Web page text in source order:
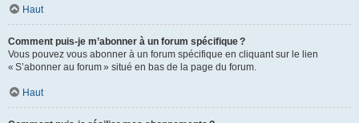
Haut
Comment puis-je m’abonner à un forum spécifique ?
Vous pouvez vous abonner à un forum spécifique en cliquant sur le lien
« S’abonner au forum » situé en bas de la page du forum.
Haut